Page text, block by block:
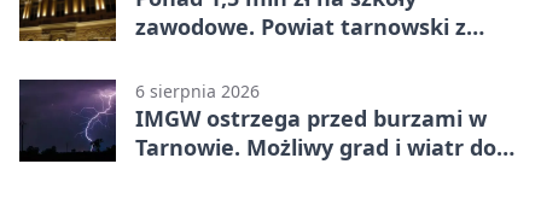
zawodowe. Powiat tarnowski z
6 sierpnia 2026
IMGW ostrzega przed burzami w
Tarnowie. Możliwy grad i wiatr do